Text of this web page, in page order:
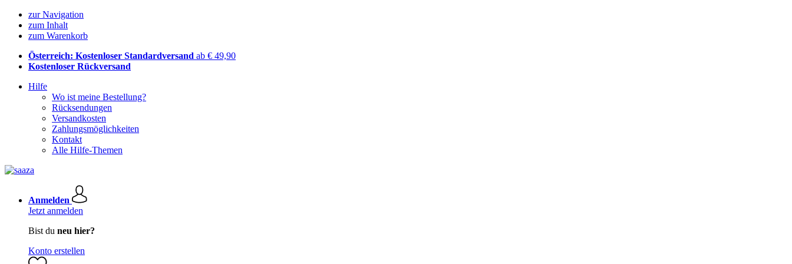
zur Navigation
zum Inhalt
zum Warenkorb
Österreich: Kostenloser Standardversand ab € 49,90
Kostenloser Rückversand
Hilfe
Wo ist meine Bestellung?
Rücksendungen
Versandkosten
Zahlungsmöglichkeiten
Kontakt
Alle Hilfe-Themen
Anmelden
Jetzt anmelden
Bist du neu hier?
Konto erstellen